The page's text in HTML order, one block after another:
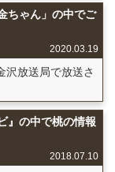
ちゃん」の中でご
2020.03.19
放送局で放送さ
』の中で桃の情報
2018.07.10